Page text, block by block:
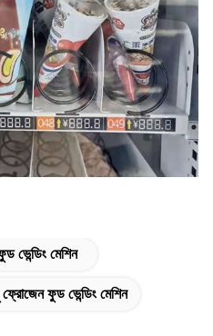
মেশিন
ফ্রোজেন ফুড ভেন্ডিং মেশিন